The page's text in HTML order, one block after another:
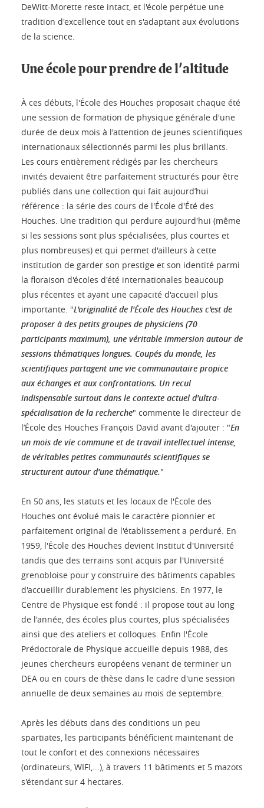
DeWitt-Morette reste intact, et l'école perpétue une
tradition d'excellence tout en s'adaptant aux évolutions
de la science.
Une école pour prendre de l'altitude
À ces débuts, l'École des Houches proposait chaque été
une session de formation de physique générale d'une
durée de deux mois à l'attention de jeunes scientifiques
internationaux sélectionnés parmi les plus brillants.
Les cours entièrement rédigés par les chercheurs
invités devaient être parfaitement structurés pour être
publiés dans une collection qui fait aujourd’hui
référence : la série des cours de l'École d'Été des
Houches. Une tradition qui perdure aujourd'hui (même
si les sessions sont plus spécialisées, plus courtes et
plus nombreuses) et qui permet d'ailleurs à cette
institution de garder son prestige et son identité parmi
la floraison d'écoles d'été internationales beaucoup
plus récentes et ayant une capacité d'accueil plus
importante. "L'originalité de l'École des Houches c'est de
proposer à des petits groupes de physiciens (70
participants maximum), une véritable immersion autour de
sessions thématiques longues. Coupés du monde, les
scientifiques partagent une vie communautaire propice
aux échanges et aux confrontations. Un recul
indispensable surtout dans le contexte actuel d'ultra-
spécialisation de la recherche" commente le directeur de
l’École des Houches François David avant d'ajouter : "En
un mois de vie commune et de travail intellectuel intense,
de véritables petites communautés scientifiques se
structurent autour d'une thématique."
En 50 ans, les statuts et les locaux de l'École des
Houches ont évolué mais le caractère pionnier et
parfaitement original de l'établissement a perduré. En
1959, l'École des Houches devient Institut d'Université
tandis que des terrains sont acquis par l'Université
grenobloise pour y construire des bâtiments capables
d'accueillir durablement les physiciens. En 1977, le
Centre de Physique est fondé : il propose tout au long
de l'année, des écoles plus courtes, plus spécialisées
ainsi que des ateliers et colloques. Enfin l'École
Prédoctorale de Physique accueille depuis 1988, des
jeunes chercheurs européens venant de terminer un
DEA ou en cours de thèse dans le cadre d'une session
annuelle de deux semaines au mois de septembre.
Après les débuts dans des conditions un peu
spartiates, les participants bénéficient maintenant de
tout le confort et des connexions nécessaires
(ordinateurs, WIFI,...), à travers 11 bâtiments et 5 mazots
s'étendant sur 4 hectares.